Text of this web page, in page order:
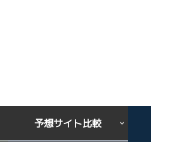
予想サイト比較